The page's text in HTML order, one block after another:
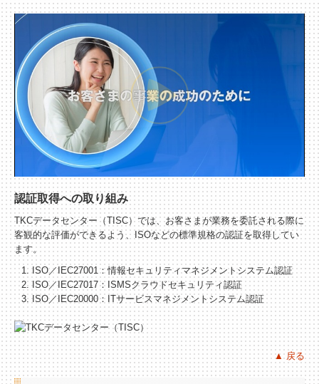
認証取得への取り組み
TKCデータセンター（TISC）では、お客さまが業務を委託される際に
客観的な評価ができるよう、ISOなどの標準規格の認証を取得してい
ます。
ISO／IEC27001：情報セキュリティマネジメントシステム認証
ISO／IEC27017：ISMSクラウドセキュリティ認証
ISO／IEC20000：ITサービスマネジメントシステム認証
▲ 戻る